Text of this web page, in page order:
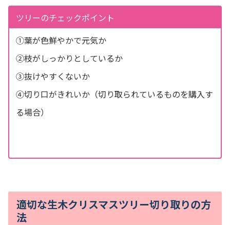
ツリーのチェックポイント
①葉が色鮮やかで元気か
➁枝がしっかりとしているか
③抜けやすくないか
④切り口がきれいか（切り取られているものを購入す
る場合）
適切な生木クリスマスツリー切り取りの方
法